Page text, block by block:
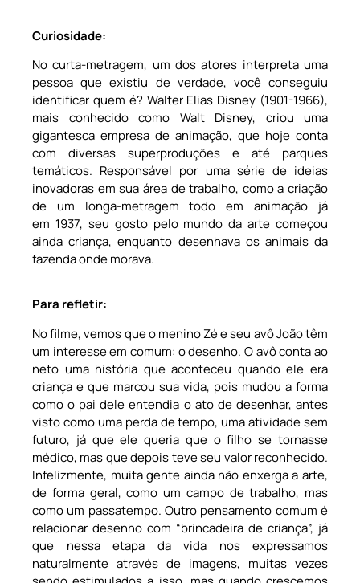
Curiosidade:
No curta-metragem, um dos atores interpreta uma
pessoa que existiu de verdade, você conseguiu
identificar quem é? Walter Elias Disney (1901-1966),
mais conhecido como Walt Disney, criou uma
gigantesca empresa de animação, que hoje conta
com diversas superproduções e até parques
temáticos. Responsável por uma série de ideias
inovadoras em sua área de trabalho, como a criação
de um longa-metragem todo em animação já
em 1937, seu gosto pelo mundo da arte começou
ainda criança, enquanto desenhava os animais da
fazenda onde morava.
Para refletir:
No filme, vemos que o menino Zé e seu avô João têm
um interesse em comum: o desenho. O avô conta ao
neto uma história que aconteceu quando ele era
criança e que marcou sua vida, pois mudou a forma
como o pai dele entendia o ato de desenhar, antes
visto como uma perda de tempo, uma atividade sem
futuro, já que ele queria que o filho se tornasse
médico, mas que depois teve seu valor reconhecido.
Infelizmente, muita gente ainda não enxerga a arte,
de forma geral, como um campo de trabalho, mas
como um passatempo. Outro pensamento comum é
relacionar desenho com “brincadeira de criança”, já
que nessa etapa da vida nos expressamos
naturalmente através de imagens, muitas vezes